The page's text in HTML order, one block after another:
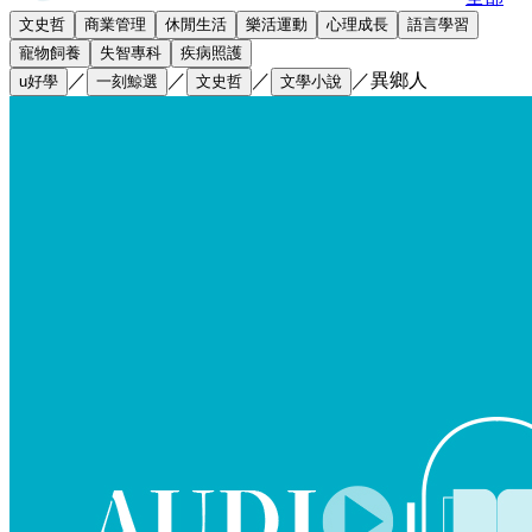
文史哲 商業管理 休閒生活 樂活運動 心理成長
語言學習
寵物飼養
失智專科
疾病照護
u好學
／ 一刻鯨選 ／ 文史哲 ／ 文學小說 ／異鄉人